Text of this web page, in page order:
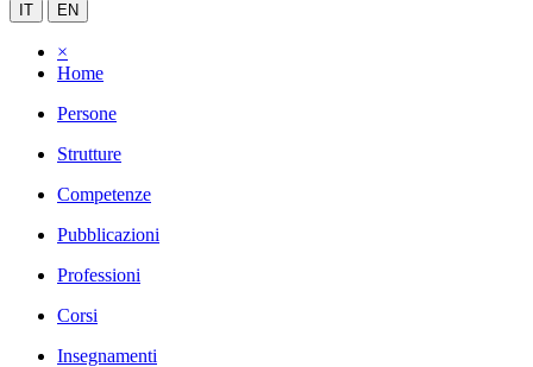
IT EN
×
Home
Persone
Strutture
Competenze
Pubblicazioni
Professioni
Corsi
Insegnamenti